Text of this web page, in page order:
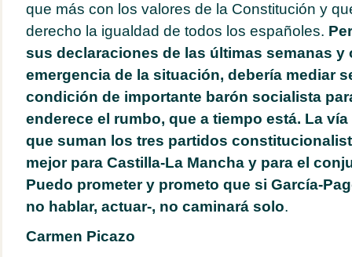
que más con los valores de la Constitución y
derecho la igualdad de todos los españoles.
sus declaraciones de las últimas semanas y
emergencia de la situación, debería mediar
condición de importante barón socialista
enderece el rumbo, que a tiempo está. La
que suman los tres partidos
mejor para Castilla-La Mancha y para el
Puedo prometer y prometo que si García-
no hablar, actuar-, no caminará solo.
Carmen Picazo